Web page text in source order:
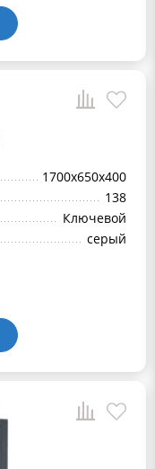
1700х650х400
138
Ключевой
серый